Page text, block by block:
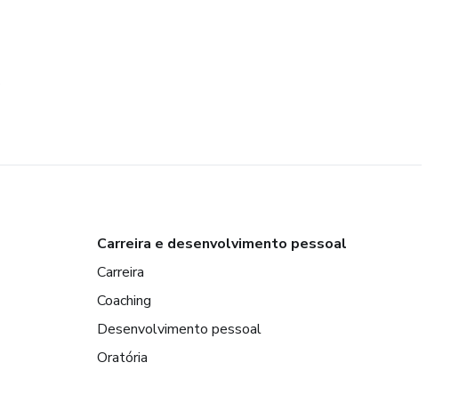
Carreira e desenvolvimento pessoal
Carreira
Coaching
Desenvolvimento pessoal
Oratória